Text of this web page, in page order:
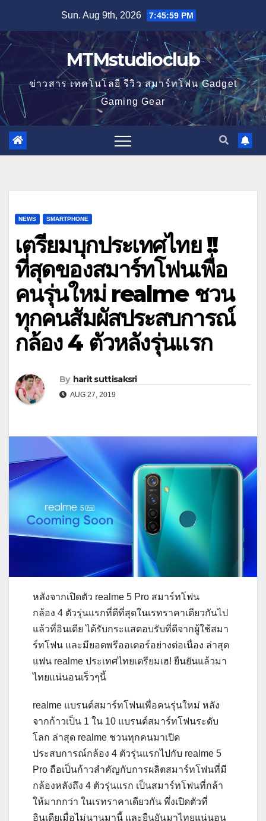
content
Sun. Aug 9th, 2026 7:46:00 PM
MTMstudioclub
ข่าวสาร เทคโนโลยี รีวิว สมาร์ทโฟน Gadget
Gaming Gear
NEWS SMARTPHONE
เตรียมบุกประเทศไทย !!
ที่สุดของสมาร์ทโฟนเพื่อ
คนรุ่นใหม่ realme ชวน
ทุกคนสัมผัสประสบการณ์
กล้อง 4 ตัวหลังรุ่นแรก
By harit suttisaksri
AUG 27, 2019
หลังจากเปิดตัว realme 5 Pro สมาร์ทโฟน
กล้อง 4 ตัวรุ่นแรกที่ดีที่สุดในเรทราคาเดียวกันไป
แล้วที่อินเดีย ได้รับกระแสตอบรับที่ดีจากผู้ใช้สมา
ร์ทโฟน และมียอดพรีออเดอร์อย่างต่อเนื่อง ล่าสุด
แฟน realme ประเทศไทยเตรียมเฮ! ยืนยันแล้วมา
ไทยแน่นอนเร็วๆนี้
realme แบรนด์สมาร์ทโฟนเพื่อคนรุ่นใหม่ หลัง
จากก้าวเป็น 1 ใน 10 แบรนด์สมาร์ทโฟนระดับ
โลก ล่าสุด realme ชวนทุกคนมาเปิด
ประสบการณ์กล้อง 4 ตัวรุ่นแรกไปกับ realme 5
Pro ถือเป็นก้าวสำคัญกับการผลิตสมาร์ทโฟนที่มี
กล้องหลังถึง 4 ตัวรุ่นแรก เป็นสมาร์ทโฟนที่กล้า
ให้มากกว่า ในเรทราคาเดียวกัน พึ่งเปิดตัวที่
อินเดียเมื่อไม่นานมานี้ และยืนยันมาไทยแน่นอน